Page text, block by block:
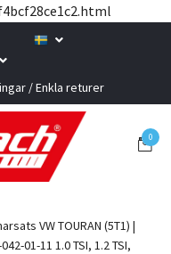
/ Enkla returer
0
VW TOURAN (5T1) |
01-11 1.0 TSI, 1.2 TSI,